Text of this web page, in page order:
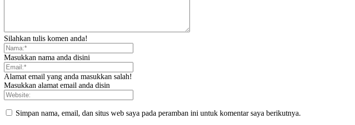
Silahkan tulis komen anda!
Masukkan nama anda disini
Alamat email yang anda masukkan salah!
Masukkan alamat email anda disin
Simpan nama, email, dan situs web saya pada peramban ini untuk komentar saya berikutnya.